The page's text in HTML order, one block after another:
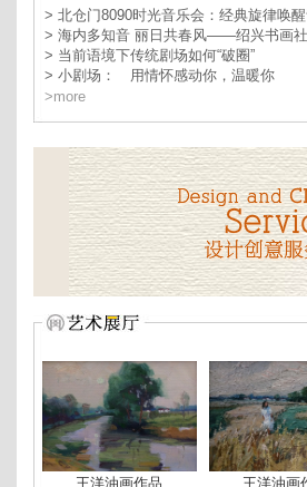
> 北仓门8090时光音乐会：经典旋律唤
> 海内多知音 丽日共春风——绍兴书画
> 当前语境下传统剧场如何“破圈”
> 小剧场： 用情怀感动你，温暖你
>more
王洋油画作品 王洋油画